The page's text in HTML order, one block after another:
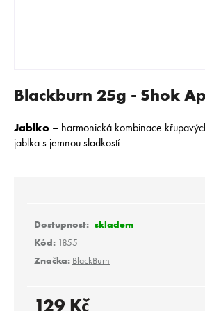
Blackburn 25g - Shok
Jablko – harmonická kombinace
jablka s jemnou sladkostí
skladem
Kód: 1855
Značka: BlackBurn
129 Kč
T